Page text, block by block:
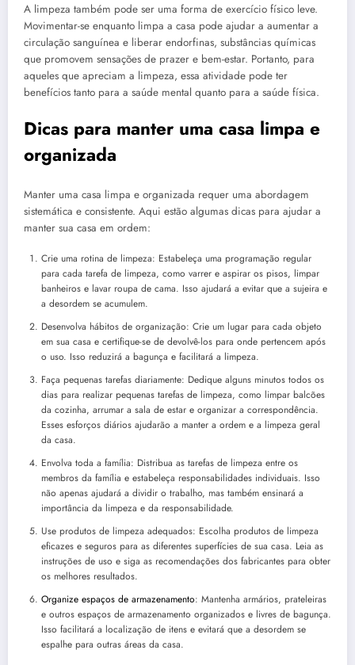
A limpeza também pode ser uma forma de exercício físico leve.
Movimentar-se enquanto limpa a casa pode ajudar a aumentar a
circulação sanguínea e liberar endorfinas, substâncias químicas
que promovem sensações de prazer e bem-estar. Portanto, para
aqueles que apreciam a limpeza, essa atividade pode ter
benefícios tanto para a saúde mental quanto para a saúde física.
Dicas para manter uma casa limpa e
organizada
Manter uma casa limpa e organizada requer uma abordagem
sistemática e consistente. Aqui estão algumas dicas para ajudar a
manter sua casa em ordem:
Crie uma rotina de limpeza: Estabeleça uma programação regular
para cada tarefa de limpeza, como varrer e aspirar os pisos, limpar
banheiros e lavar roupa de cama. Isso ajudará a evitar que a sujeira e
a desordem se acumulem.
Desenvolva hábitos de organização: Crie um lugar para cada objeto
em sua casa e certifique-se de devolvê-los para onde pertencem após
o uso. Isso reduzirá a bagunça e facilitará a limpeza.
Faça pequenas tarefas diariamente: Dedique alguns minutos todos os
dias para realizar pequenas tarefas de limpeza, como limpar balcões
da cozinha, arrumar a sala de estar e organizar a correspondência.
Esses esforços diários ajudarão a manter a ordem e a limpeza geral
da casa.
Envolva toda a família: Distribua as tarefas de limpeza entre os
membros da família e estabeleça responsabilidades individuais. Isso
não apenas ajudará a dividir o trabalho, mas também ensinará a
importância da limpeza e da responsabilidade.
Use produtos de limpeza adequados: Escolha produtos de limpeza
eficazes e seguros para as diferentes superfícies de sua casa. Leia as
instruções de uso e siga as recomendações dos fabricantes para obter
os melhores resultados.
Organize espaços de armazenamento: Mantenha armários, prateleiras
e outros espaços de armazenamento organizados e livres de bagunça.
Isso facilitará a localização de itens e evitará que a desordem se
espalhe para outras áreas da casa.